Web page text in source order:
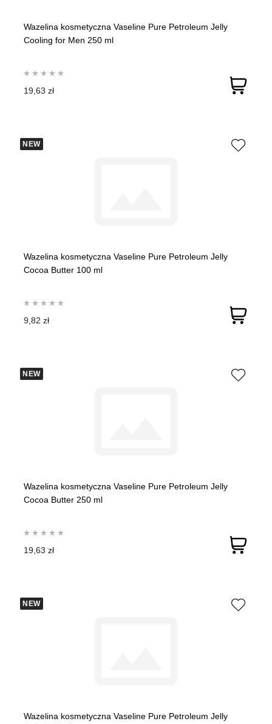
Wazelina kosmetyczna Vaseline Pure Petroleum Jelly
Cooling for Men 250 ml
19,63 zł
NEW
Wazelina kosmetyczna Vaseline Pure Petroleum Jelly
Cocoa Butter 100 ml
9,82 zł
NEW
Wazelina kosmetyczna Vaseline Pure Petroleum Jelly
Cocoa Butter 250 ml
19,63 zł
NEW
Wazelina kosmetyczna Vaseline Pure Petroleum Jelly